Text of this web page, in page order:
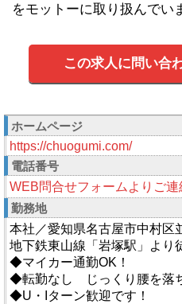
をモットーに取り扱んでい
この求人に問い合
ホームページ
https://chuogumi.com/
電話番号
WEB問合せフォームよりご連
勤務地
本社／愛知県名古屋市中村区
地下鉄東山線「岩塚駅」より
◆マイカー通勤OK！
◆転勤なし じっくり腰を落
◆U・Iターン歓迎です！